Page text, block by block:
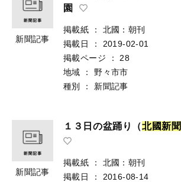
新聞記事
園
掲載紙 ：
北國：朝刊
掲載日
：
2019-02-01
掲載ページ
：
28
地域
：
野々市市
種別
： 新聞記事
新聞記事
１３日の盆踊り（北國新聞
掲載紙 ：
北國：朝刊
掲載日
：
2016-08-14